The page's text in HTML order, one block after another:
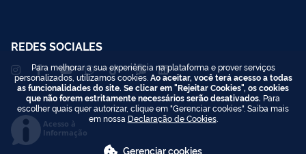
REDES SOCIALES
Acesso à
Informação
Para melhorar a sua experiência na plataforma e prover serviços
personalizados, utilizamos cookies. Ao aceitar, você terá acesso a todas
as funcionalidades do site. Se clicar em "Rejeitar Cookies", os cookies
que não forem estritamente necessários serão desativados. Para
escolher quais quer autorizar, clique em "Gerenciar cookies". Saiba mais
em nossa Declaração de Cookies.
Gerenciar cookies